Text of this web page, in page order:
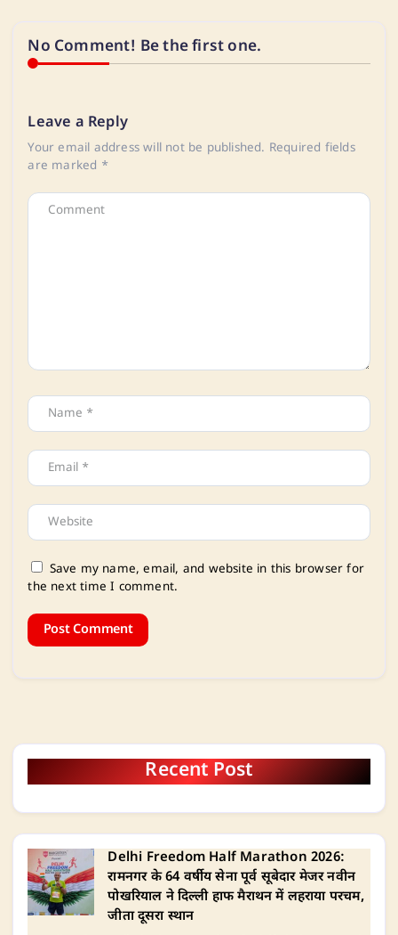
No Comment! Be the first one.
Leave a Reply
Your email address will not be published. Required fields
are marked *
Save my name, email, and website in this browser for
the next time I comment.
Recent Post
Delhi Freedom Half Marathon 2026:
रामनगर के 64 वर्षीय सेना पूर्व सूबेदार मेजर नवीन
पोखरियाल ने दिल्ली हाफ मैराथन में लहराया परचम,
जीता दूसरा स्थान